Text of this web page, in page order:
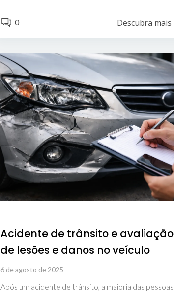
0 Descubra mais
Acidente de trânsito e avaliação
de lesões e danos no veículo
6 de agosto de 2025
Após um acidente de trânsito, a maioria das pessoas